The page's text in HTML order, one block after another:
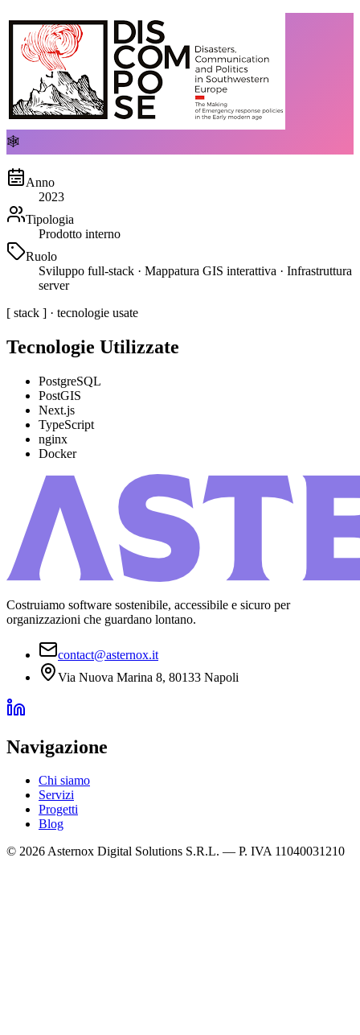
🕸
Anno
2023
Tipologia
Prodotto interno
Ruolo
Sviluppo full-stack · Mappatura GIS interattiva · Infrastruttura
server
[ stack ] · tecnologie usate
Tecnologie Utilizzate
PostgreSQL
PostGIS
Next.js
TypeScript
nginx
Docker
Costruiamo software sostenibile, accessibile e sicuro per
organizzazioni che guardano lontano.
contact@asternox.it
Via Nuova Marina 8, 80133 Napoli
Navigazione
Chi siamo
Servizi
Progetti
Blog
© 2026Asternox Digital Solutions S.R.L. — P. IVA 11040031210